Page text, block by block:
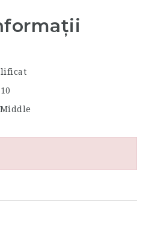
Middle